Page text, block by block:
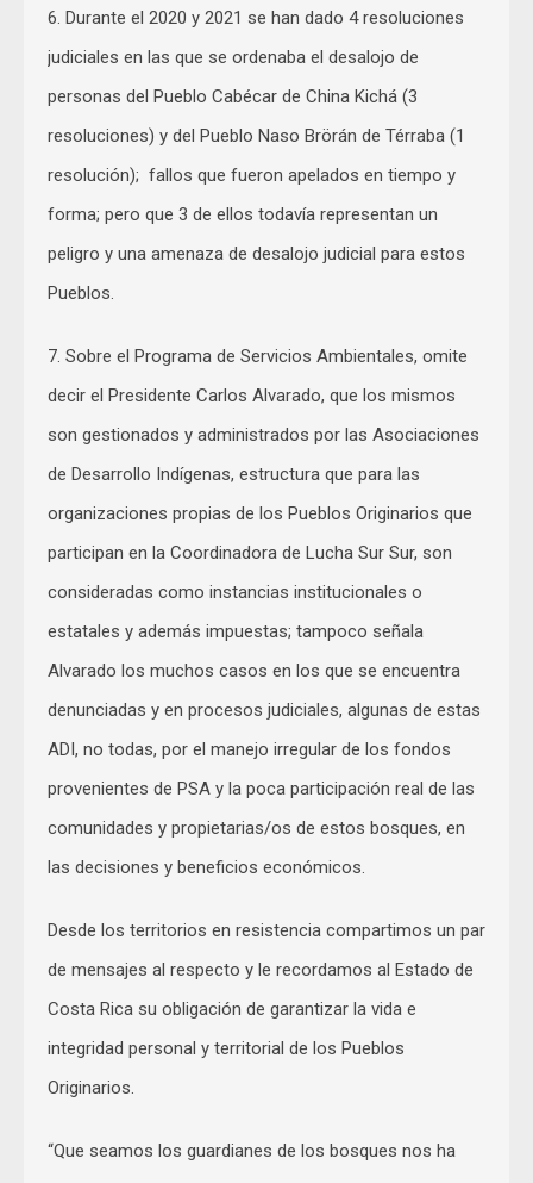
6. Durante el 2020 y 2021 se han dado 4 resoluciones
judiciales en las que se ordenaba el desalojo de
personas del Pueblo Cabécar de China Kichá (3
resoluciones) y del Pueblo Naso Brörán de Térraba (1
resolución); fallos que fueron apelados en tiempo y
forma; pero que 3 de ellos todavía representan un
peligro y una amenaza de desalojo judicial para estos
Pueblos.
7. Sobre el Programa de Servicios Ambientales, omite
decir el Presidente Carlos Alvarado, que los mismos
son gestionados y administrados por las Asociaciones
de Desarrollo Indígenas, estructura que para las
organizaciones propias de los Pueblos Originarios que
participan en la Coordinadora de Lucha Sur Sur, son
consideradas como instancias institucionales o
estatales y además impuestas; tampoco señala
Alvarado los muchos casos en los que se encuentra
denunciadas y en procesos judiciales, algunas de estas
ADI, no todas, por el manejo irregular de los fondos
provenientes de PSA y la poca participación real de las
comunidades y propietarias/os de estos bosques, en
las decisiones y beneficios económicos.
Desde los territorios en resistencia compartimos un par
de mensajes al respecto y le recordamos al Estado de
Costa Rica su obligación de garantizar la vida e
integridad personal y territorial de los Pueblos
Originarios.
“Que seamos los guardianes de los bosques nos ha